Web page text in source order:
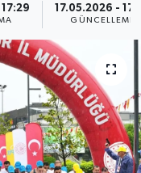
17:29 17.05.2026 -
GÜNCELLEME